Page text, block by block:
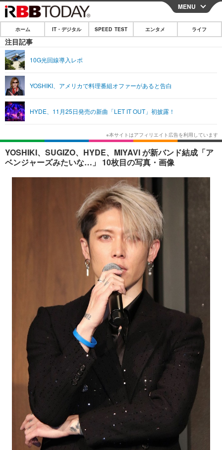
CLOSE
ホーム
IT・デジタル
ショッピング その他
SPEED TEST
エンタメ
エンタメTOP 映画・ドラマ
韓国・芸能
音楽 スポーツ
その他
ライフ
ライフTOP グルメ
ペット ショッピング
その他
リリース一覧
プッシュ通知の停止方法
MENU
ホーム IT・デジタル SPEED TEST エンタメ ライフ
注目記事
10G光回線導入レポ
YOSHIKI、アメリカで料理番組オファーがあると告白
HYDE、11月25日発売の新曲「LET IT OUT」初披露！
YOSHIKI、SUGIZO、HYDE、MIYAVI が新バンド結成「ア
ベンジャーズみたいな…」 10枚目の写真・画像